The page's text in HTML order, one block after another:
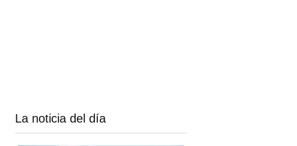
La noticia del día